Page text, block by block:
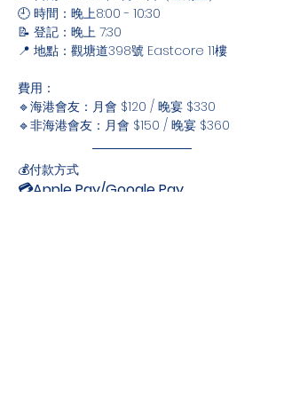
🕘 時間：晚上8:00 - 10:30
📝 登記：晚上 7:30
📍 地點：觀塘道398號 Eastcore 11樓
費用：
🔹海港會友：月會 $120 / 晚宴 $330
🔹非海港會友：月會 $150 / 晚宴 $360
💰付款方式
💳Apple Pay/Google Pay